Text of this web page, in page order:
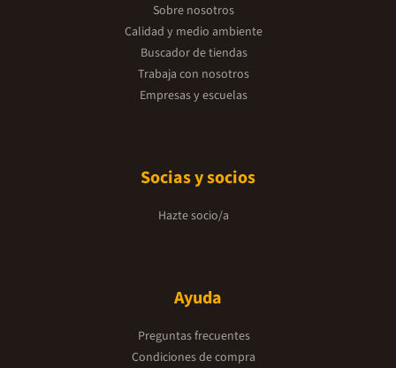
Sobre nosotros
Calidad y medio ambiente
Buscador de tiendas
Trabaja con nosotros
Empresas y escuelas
Socias y socios
Hazte socio/a
Ayuda
Preguntas frecuentes
Condiciones de compra